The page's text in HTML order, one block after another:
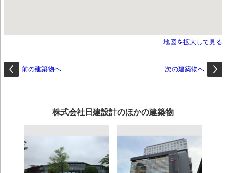
地図を拡大して見る
前の建築物へ 次の建築物へ
株式会社日建設計のほかの建築物